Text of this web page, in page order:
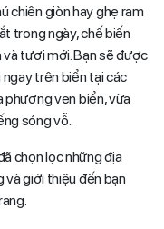
chiên giòn hay ghẹ ram
trong ngày, chế biến
và tươi mới. Bạn sẽ được
trên biển tại các
phương ven biển, vừa
sóng vỗ.
chọn lọc những địa
và giới thiệu đến bạn